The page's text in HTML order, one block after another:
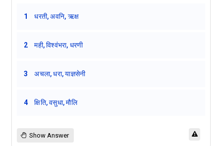
1 धरती, अवनि, ऋक्ष
2 मही, विश्वंभरा, धरणी
3 अचला, धरा, याज्ञसेनी
4 क्षिति, वसुधा, मौलि
Show Answer